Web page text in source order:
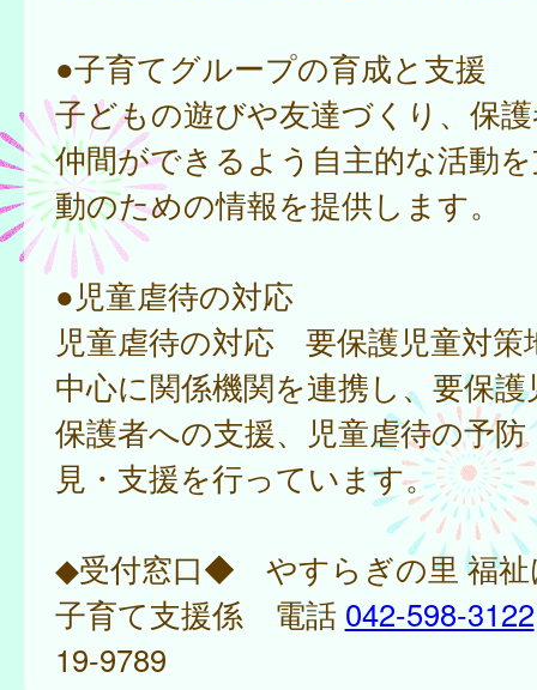
●子育てグループの育成と支援
子どもの遊びや友達づくり、保
仲間ができるよう自主的な活動
動のための情報を提供します。
●児童虐待の対応
児童虐待の対応 要保護児童対策
中心に関係機関を連携し、要保
保護者への支援、児童虐待の予防
見・支援を行っています。
◆受付窓口◆ やすらぎの里 福祉
子育て支援係 電話 042-598-3122
19-9789